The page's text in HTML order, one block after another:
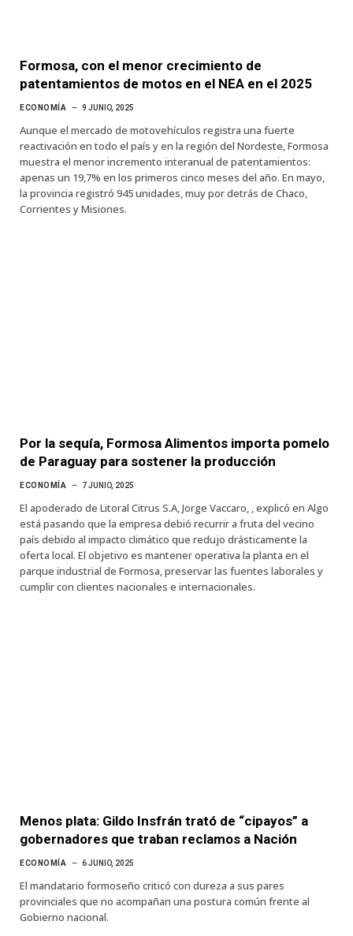
Formosa, con el menor crecimiento de
patentamientos de motos en el NEA en el 2025
ECONOMÍA 9 JUNIO, 2025
Aunque el mercado de motovehículos registra una fuerte
reactivación en todo el país y en la región del Nordeste, Formosa
muestra el menor incremento interanual de patentamientos:
apenas un 19,7% en los primeros cinco meses del año. En mayo,
la provincia registró 945 unidades, muy por detrás de Chaco,
Corrientes y Misiones.
Por la sequía, Formosa Alimentos importa pomelo
de Paraguay para sostener la producción
ECONOMÍA 7 JUNIO, 2025
El apoderado de Litoral Citrus S.A, Jorge Vaccaro, , explicó en Algo
está pasando que la empresa debió recurrir a fruta del vecino
país debido al impacto climático que redujo drásticamente la
oferta local. El objetivo es mantener operativa la planta en el
parque industrial de Formosa, preservar las fuentes laborales y
cumplir con clientes nacionales e internacionales.
Menos plata: Gildo Insfrán trató de “cipayos” a
gobernadores que traban reclamos a Nación
ECONOMÍA 6 JUNIO, 2025
El mandatario formoseño criticó con dureza a sus pares
provinciales que no acompañan una postura común frente al
Gobierno nacional.